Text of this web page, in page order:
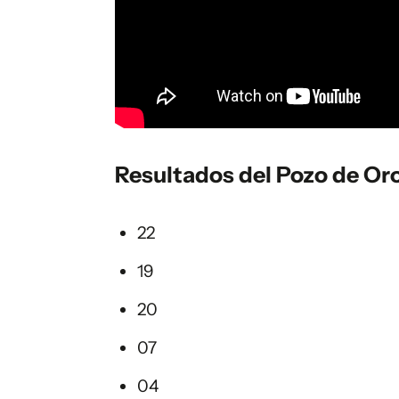
Resultados del Pozo de
22
19
20
07
04